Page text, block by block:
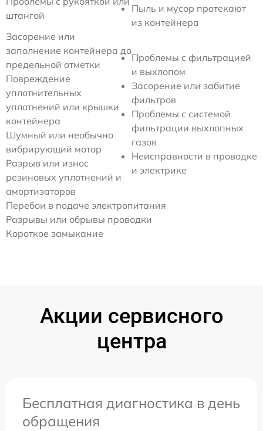
штангой
Пыль и мусор протекают
из контейнера
Засорение или
заполнение контейнера до
предельной отметки
Повреждение
уплотнительных
уплотнений или крышки
контейнера
Шумный или необычно
вибрирующий мотор
Разрыв или износ
резиновых уплотнений и
амортизаторов
Проблемы с фильтрацией
и выхлопом
Засорение или забитие
фильтров
Проблемы с системой
фильтрации выхлопных
газов
Неисправности в проводке
и электрике
Перебои в подаче электропитания
Разрывы или обрывы проводки
Короткое замыкание
Акции сервисного
центра
Бесплатная диагностика в день
обращения